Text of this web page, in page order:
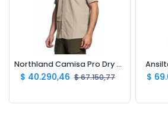
Northland Camisa Pro Dry M/C Hombre
$ 40.290,46 $67.150,77 $